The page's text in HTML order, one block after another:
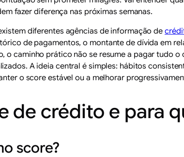
fazer diferença nas próximas semanas.
diferentes agências de informação de
de pagamentos, o montante de dívida em
o caminho prático não se resume a pagar tudo
A ideia central é simples: hábitos
o score estável ou a melhorar
de crédito e para
score?